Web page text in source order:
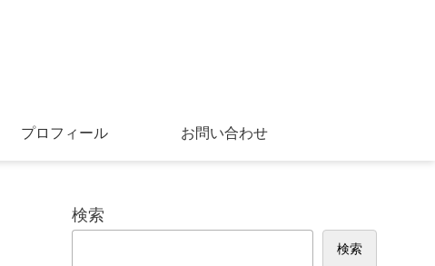
プロフィール お問い合わせ
検索
検索